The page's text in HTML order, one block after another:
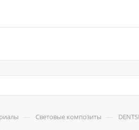
— Световые композиты —